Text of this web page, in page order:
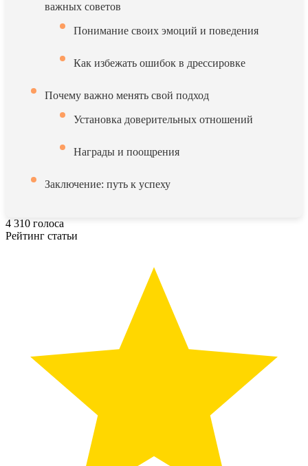
важных советов
Понимание своих эмоций и поведения
Как избежать ошибок в дрессировке
Почему важно менять свой подход
Установка доверительных отношений
Награды и поощрения
Заключение: путь к успеху
4 310 голоса
Рейтинг статьи